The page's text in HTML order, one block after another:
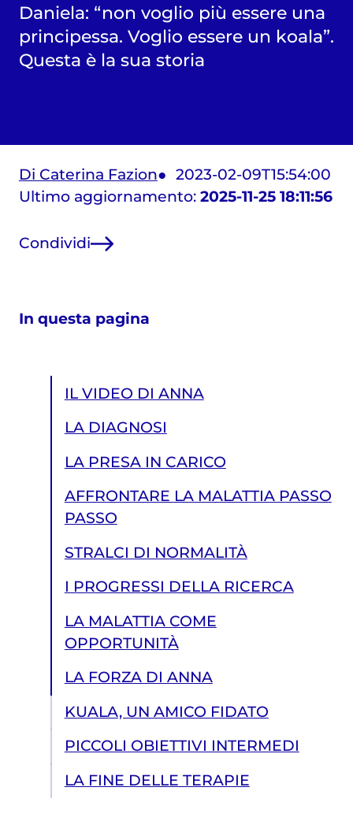
Daniela: “non voglio più essere una
principessa. Voglio essere un koala”.
Questa è la sua storia
Di Caterina Fazion
2023-02-09T15:54:00
Ultimo aggiornamento: 2025-11-25 18:11:56
Condividi
In questa pagina
IL VIDEO DI ANNA
LA DIAGNOSI
LA PRESA IN CARICO
AFFRONTARE LA MALATTIA PASSO
PASSO
STRALCI DI NORMALITÀ
I PROGRESSI DELLA RICERCA
LA MALATTIA COME
OPPORTUNITÀ
LA FORZA DI ANNA
KUALA, UN AMICO FIDATO
PICCOLI OBIETTIVI INTERMEDI
LA FINE DELLE TERAPIE